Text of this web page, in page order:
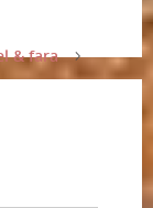
& fara